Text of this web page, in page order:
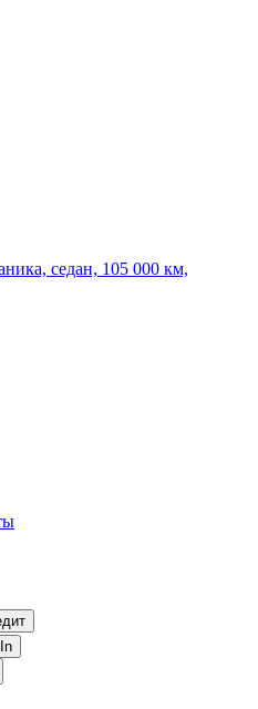
седан, 105 000 км,
In